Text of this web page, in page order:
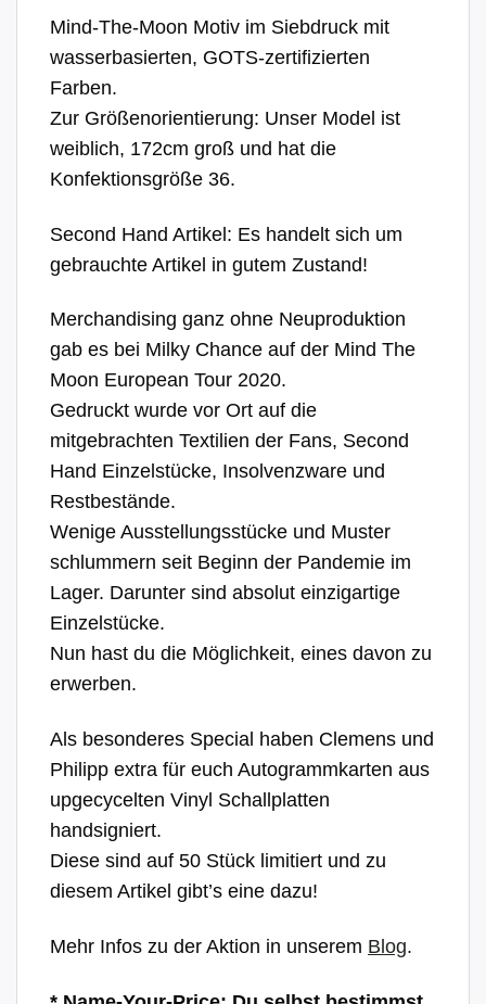
Mind-The-Moon Motiv im Siebdruck mit
wasserbasierten, GOTS-zertifizierten
Farben.
Zur Größenorientierung: Unser Model ist
weiblich, 172cm groß und hat die
Konfektionsgröße 36.
Second Hand Artikel: Es handelt sich um
gebrauchte Artikel in gutem Zustand!
Merchandising ganz ohne Neuproduktion
gab es bei Milky Chance auf der Mind The
Moon European Tour 2020.
Gedruckt wurde vor Ort auf die
mitgebrachten Textilien der Fans, Second
Hand Einzelstücke, Insolvenzware und
Restbestände.
Wenige Ausstellungsstücke und Muster
schlummern seit Beginn der Pandemie im
Lager. Darunter sind absolut einzigartige
Einzelstücke.
Nun hast du die Möglichkeit, eines davon zu
erwerben.
Als besonderes Special haben Clemens und
Philipp extra für euch Autogrammkarten aus
upgecycelten Vinyl Schallplatten
handsigniert.
Diese sind auf 50 Stück limitiert und zu
diesem Artikel gibt’s eine dazu!
Mehr Infos zu der Aktion in unserem Blog.